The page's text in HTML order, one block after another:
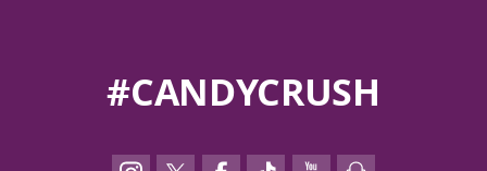
#CANDYCRUSH